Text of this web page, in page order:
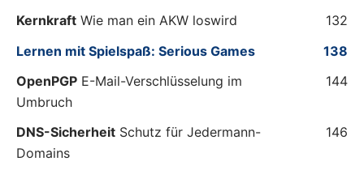
Kernkraft Wie man ein AKW loswird
132
Lernen mit Spielspaß: Serious Games
138
OpenPGP E-Mail-Verschlüsselung im
Umbruch
144
DNS-Sicherheit Schutz für Jedermann-
Domains
146